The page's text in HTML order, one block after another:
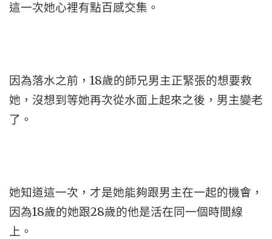
這一次她心裡有點百感交集。
因為落水之前，18歲的師兄男主正緊張的想要救
她，沒想到等她再次從水面上起來之後，男主變老
了。
她知道這一次，才是她能夠跟男主在一起的機會，
因為18歲的她跟28歲的他是活在同一個時間線
上。